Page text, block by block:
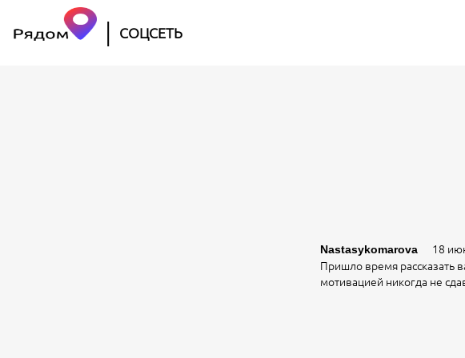
СОЦСЕТЬ
Nastasykomarova18
Пришло время рассказать
мотивацией никогда не